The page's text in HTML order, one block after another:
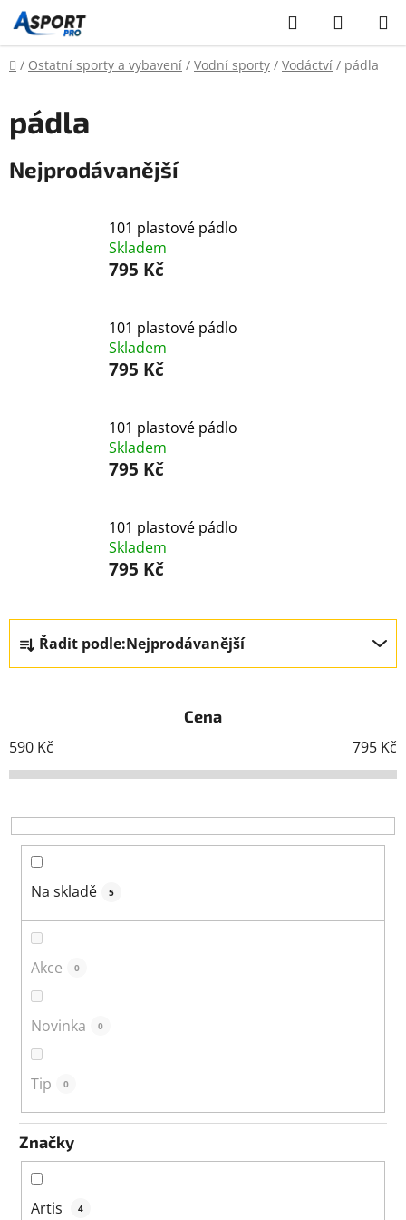
Přejít
na
obsah
Hledat
KOŠÍK
Domů
/ Ostatní sporty a vybavení / Vodní sporty / Vodáctví / pádla
pádla
Nejprodávanější
101 plastové pádlo
Skladem
795 Kč
101 plastové pádlo
Skladem
795 Kč
101 plastové pádlo
Skladem
795 Kč
101 plastové pádlo
Skladem
795 Kč
a
z
í
p
o
d
Řadit podle:Nejprodávanější
Cena
590 Kč 795 Kč
Na skladě 5
Akce 0
Novinka 0
Tip 0
Značky
Artis 4